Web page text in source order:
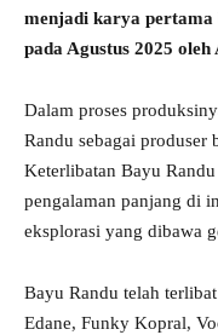
menjadi karya pertama
pada Agustus 2025 oleh
Dalam proses
Randu sebagai produser
Keterlibatan Bayu
pengalaman panjang di
eksplorasi yang dibawa
Bayu Randu telah
Edane, Funky Kopral,